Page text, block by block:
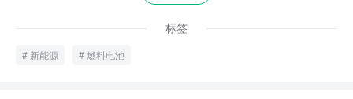
标签
新能源 燃料电池